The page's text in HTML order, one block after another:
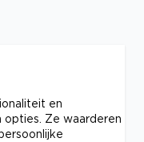
en
opties. Ze waarderen